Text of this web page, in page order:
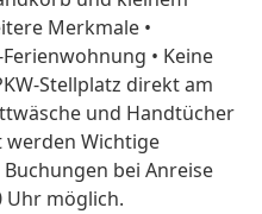
Merkmale •
• Keine
Stellplatz direkt am
und Handtücher
Wichtige
bei Anreise
Uhr möglich.